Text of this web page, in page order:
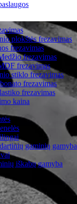
plokštės frezavimas
frezavimas
frezavimas
frezavimas
stiklo frezavimas
frezavimas
frezavimas
kaina
gaminių gamyba
iškabų gamyba